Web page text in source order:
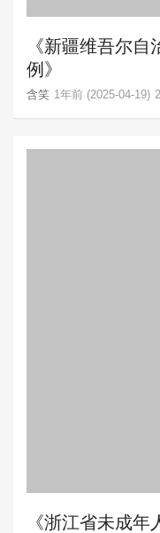
《新疆维吾尔
例》
含笑 1年前 (2025-04-19)
《浙江省未成年